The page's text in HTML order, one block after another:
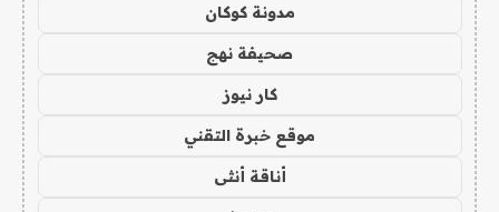
مدونة كوكان
صحيفة نهج
كار نيوز
موقع خبرة التقني
أناقة أنثى